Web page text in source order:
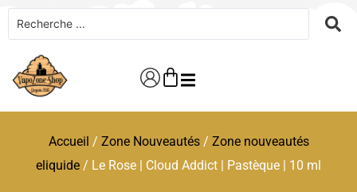
Accueil / Zone Nouveautés/ Zone nouveautés
eliquide / Le Rose | Cloud Addict | Pastèque | 10 ml